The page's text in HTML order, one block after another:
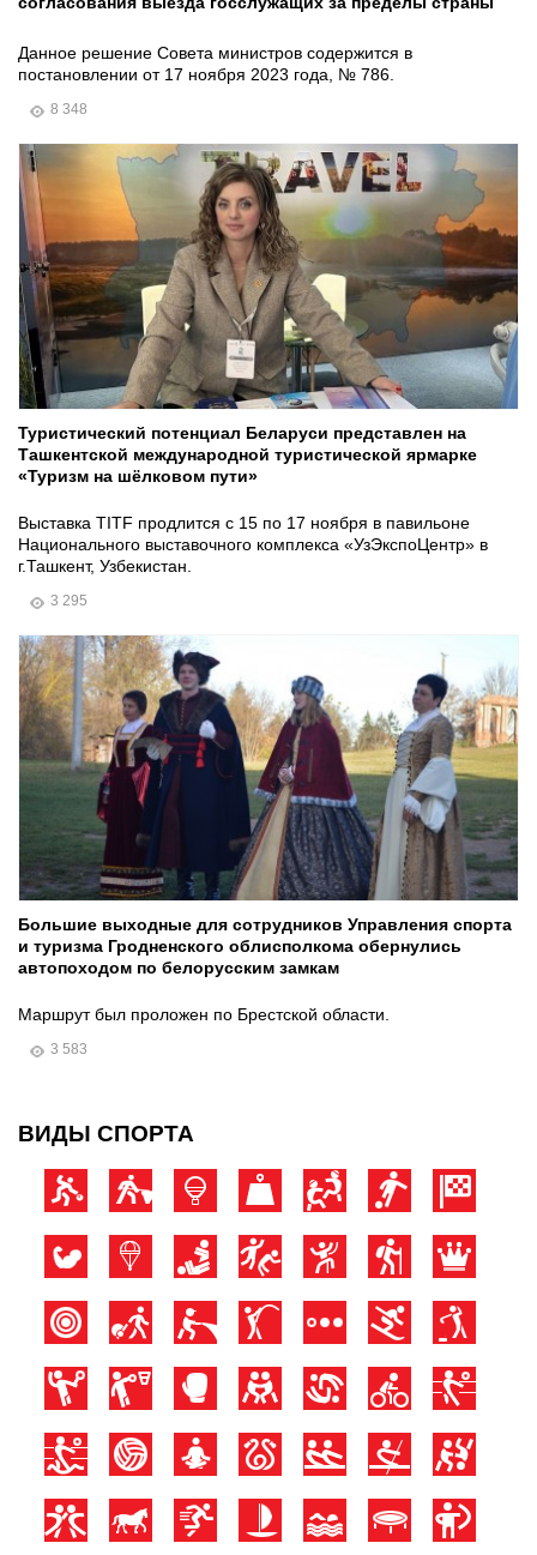
Данное решение Совета министров содержится в
постановлении от 17 ноября 2023 года, № 786.
8 348
Туристический потенциал Беларуси представлен на
Ташкентской международной туристической ярмарке
«Туризм на шёлковом пути»
Выставка TITF продлится с 15 по 17 ноября в павильоне
Национального выставочного комплекса «УзЭкспоЦентр» в
г.Ташкент, Узбекистан.
3 295
Большие выходные для сотрудников Управления спорта
и туризма Гродненского облисполкома обернулись
автопоходом по белорусским замкам
Маршрут был проложен по Брестской области.
3 583
ВИДЫ СПОРТА